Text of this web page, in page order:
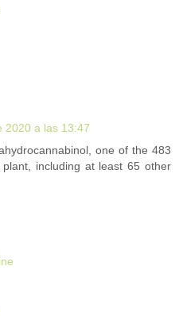
2020 a las 13:47
one of the 483
including at least 65 other